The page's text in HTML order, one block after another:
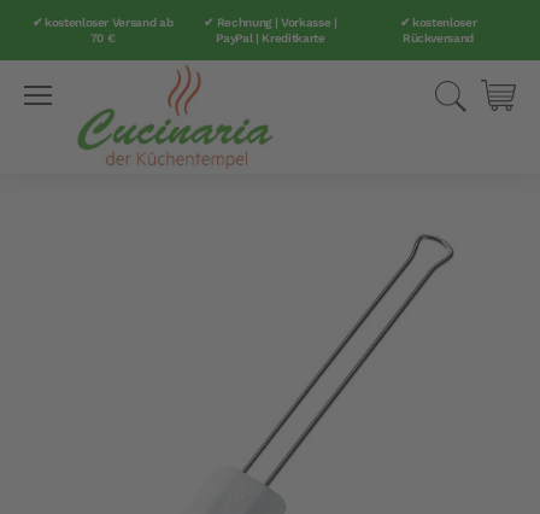
✔ kostenloser Versand ab
70 €
✔ Rechnung | Vorkasse |
PayPal | Kreditkarte
✔ kostenloser
Rückversand
Suche